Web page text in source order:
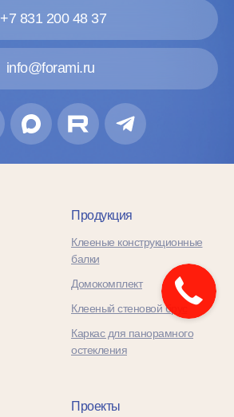
info@forami.ru
+7 831 200 48 37
Продукция
Клееные конструкционные
балки
Домокомплект
Клееный стеновой брус
Каркас для панорамного
остекления
Проекты